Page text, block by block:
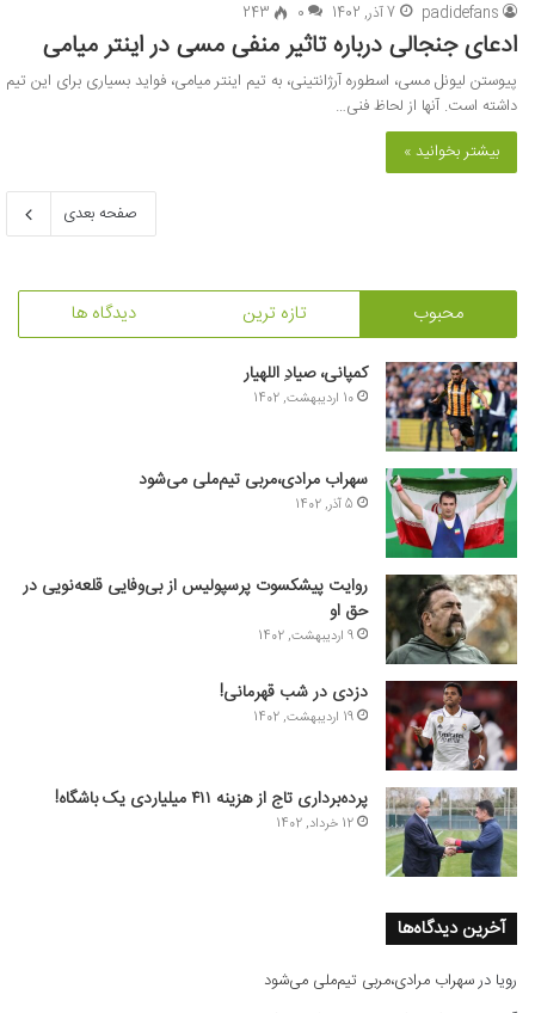
padidefans 7 آذر, 1402 0
243
ادعای جنجالی درباره تاثیر منفی مسی در اینتر میامی
پیوستن لیونل مسی، اسطوره آرژانتینی، به تیم اینتر میامی، فواید بسیاری برای این تیم
داشته است. آنها از لحاظ فنی…
بیشتر بخوانید »
صفحه بعدی
محبوب تازه ترین دیدگاه ها
کمپانی، صیادِ اللهیار
10 اردیبهشت, 1402
سهراب مرادی،مربی تیم‌ملی می‌شود
5 آذر, 1402
روایت پیشکسوت پرسپولیس از بی‌وفایی قلعه‌نویی در
حق او
9 اردیبهشت, 1402
دزدی در شب قهرمانی!
19 اردیبهشت, 1402
پرده‌برداری تاج از هزینه ۴۱۱ میلیاردی یک باشگاه!
12 خرداد, 1402
آخرین دیدگاه‌ها
رویا درسهراب مرادی،مربی تیم‌ملی می‌شود